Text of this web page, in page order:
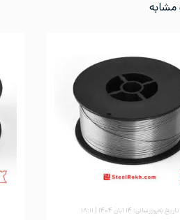
تاریخ به‌روزرسانی: ۱۴ آبان ۱۴۰۴ | ۱۸:۱۱